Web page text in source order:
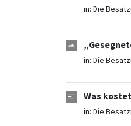
in: Die
in: Die
Was
in: Die